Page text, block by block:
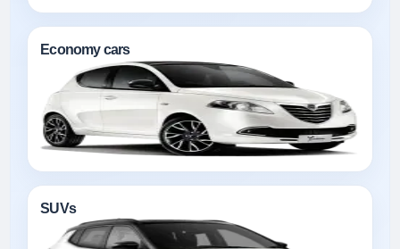
Economy cars
SUVs